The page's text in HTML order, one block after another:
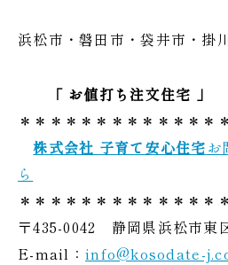
浜松市・磐田市・袋井市・掛
「 お値打ち注文住宅 」
＊＊＊＊＊＊＊＊＊＊＊＊＊
株式会社 子育て安心住宅お
ら
＊＊＊＊＊＊＊＊＊＊＊＊＊
〒435-0042 静岡県浜松市東
E-mail： info@kosodate-